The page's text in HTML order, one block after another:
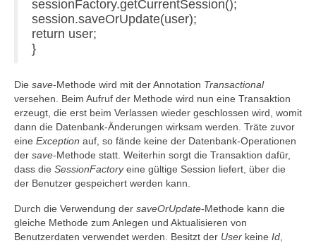
sessionFactory.getCurrentSession();
session.saveOrUpdate(user);
return user;
}
Die save-Methode wird mit der Annotation Transactional
versehen. Beim Aufruf der Methode wird nun eine Transaktion
erzeugt, die erst beim Verlassen wieder geschlossen wird, womit
dann die Datenbank-Änderungen wirksam werden. Träte zuvor
eine Exception auf, so fände keine der Datenbank-Operationen
der save-Methode statt. Weiterhin sorgt die Transaktion dafür,
dass die SessionFactoryeine gültige Session liefert, über die
der Benutzer gespeichert werden kann.
Durch die Verwendung der saveOrUpdate-Methode kann die
gleiche Methode zum Anlegen und Aktualisieren von
Benutzerdaten verwendet werden. Besitzt der User keine Id